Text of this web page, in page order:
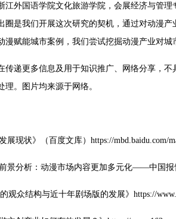
江外国语学院文化旅游学院，会展经济与管
圈是我们开展这次研究的契机，通过对动漫
漫赋能城市案例，我们尝试挖掘动漫产业对城
传递更多信息及用于知识推广、网络分享，
理。图片均来源于网络。
展现状》（百度文库）https://mbd.baidu.com/
景分析：动漫市场内容更加多元化——中国报
观众结构与近十年剧场版的发展》https://